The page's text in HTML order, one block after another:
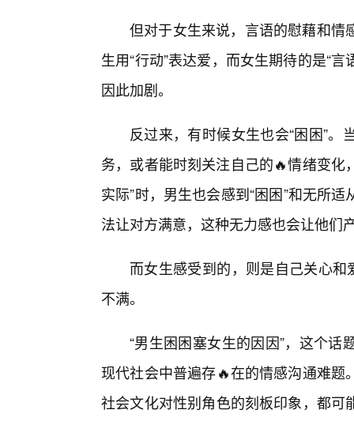
但对于女生来说，言语的慰藉和情
生用“行动”表达爱，而女生期待的是“
因此加剧。
反过来，有时候女生也会“困困”
务，或者能时刻关注自己的🔥情绪变化
实际”时，男生也会感到“困困”和无所
法让对方满意，这种无力感也会让他们
而女生感受到的，则是自己关心和
不满。
“男生困困塞女生的因因”，这个
现代社会中普遍存🔥在的情感沟通难
社会文化对性别角色的刻板印象，都